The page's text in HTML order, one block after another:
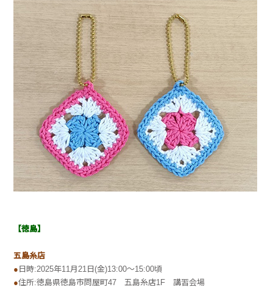
【徳島】
五島糸店
● 日時:2025年11月21日(金)13:00～15:00頃
●住所:徳島県徳島市問屋町47 五島糸店1F 講習会場